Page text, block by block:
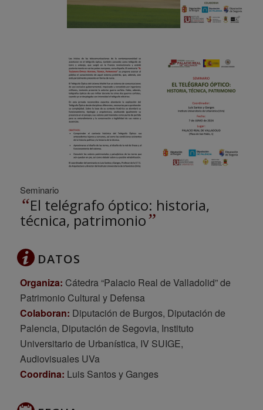
Seminario
“El telégrafo óptico: historia,
técnica, patrimonio”
DATOS
Organiza: Cátedra “Palacio Real de Valladolid” de
Patrimonio Cultural y Defensa
Colaboran: Diputación de Burgos, Diputación de
Palencia, Diputación de Segovia, Instituto
Universitario de Urbanística, IV SUIGE,
Audiovisuales UVa
Coordina: Luis Santos y Ganges